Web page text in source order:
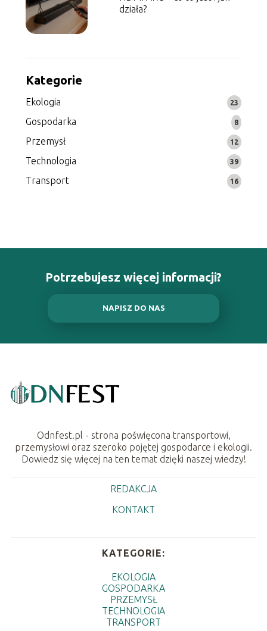
działa?
Kategorie
Ekologia 23
Gospodarka 8
Przemysł 12
Technologia 39
Transport 16
Potrzebujesz więcej informacji?
NAPISZ DO NAS
Odnfest.pl - strona poświęcona transportowi,
przemysłowi oraz szeroko pojętej gospodarce i ekologii.
Dowiedz się więcej na ten temat dzięki naszej wiedzy!
REDAKCJA
KONTAKT
KATEGORIE:
EKOLOGIA
GOSPODARKA
PRZEMYSŁ
TECHNOLOGIA
TRANSPORT